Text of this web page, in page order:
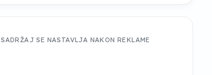
SADRŽAJ SE NASTAVLJA NAKON REKLAME